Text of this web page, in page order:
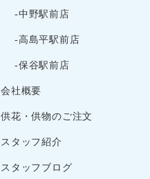
-中野駅前店
-高島平駅前店
-保谷駅前店
会社概要
供花・供物のご注文
スタッフ紹介
スタッフブログ